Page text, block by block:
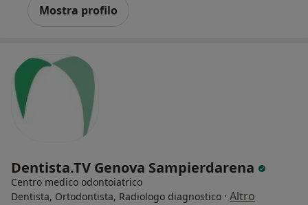
Mostra profilo
Dentista.TV Genova Sampierdarena
Centro medico odontoiatrico
Dentista, Ortodontista, Radiologo diagnostico · Altro